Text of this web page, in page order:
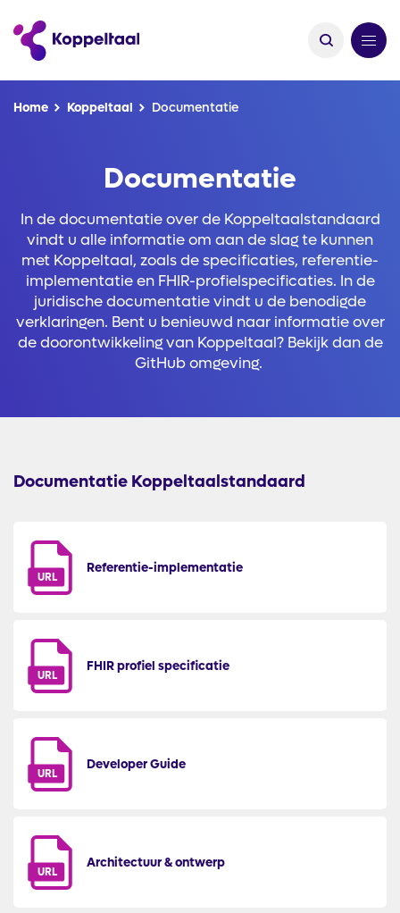
Kruimelpad
Home Koppeltaal Documentatie
Documentatie
In de documentatie over de Koppeltaalstandaard
vindt u alle informatie om aan de slag te kunnen
met Koppeltaal, zoals de specificaties, referentie-
implementatie en FHIR-profielspecificaties. In de
juridische documentatie vindt u de benodigde
verklaringen. Bent u benieuwd naar informatie over
de doorontwikkeling van Koppeltaal? Bekijk dan de
GitHub omgeving.
Documentatie Koppeltaalstandaard
URL
Referentie-implementatie
URL
FHIR profiel specificatie
URL
Developer Guide
URL
Architectuur & ontwerp